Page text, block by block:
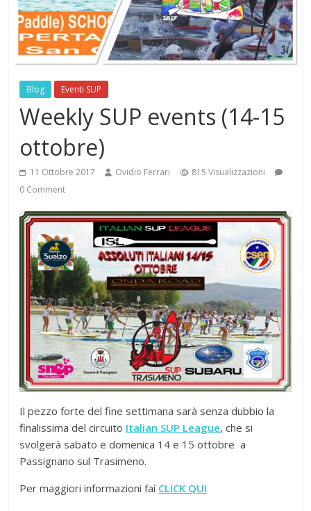
Blog Eventi SUP
Weekly SUP events (14-15
ottobre)
11 Ottobre 2017 Ovidio Ferrari
815 Visualizzazioni
0 Comment
Il pezzo forte del fine settimana sarà senza dubbio la
finalissima del circuito Italian SUP League, che si
svolgerà sabato e domenica 14 e 15 ottobre a
Passignano sul Trasimeno.
Per maggiori informazioni fai CLICK QUI